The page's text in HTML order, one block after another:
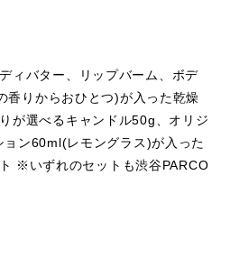
ィバター、リップバーム、ボデ
香りからおひとつ)が入った乾燥
が選べるキャンドル50g、オリジ
ン60ml(レモングラス)が入った
※いずれのセットも渋谷PARCO